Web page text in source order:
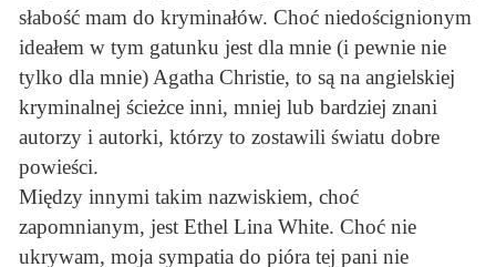
słabość mam do kryminałów. Choć niedoścignionym
ideałem w tym gatunku jest dla mnie (i pewnie nie
tylko dla mnie) Agatha Christie, to są na angielskiej
kryminalnej ścieżce inni, mniej lub bardziej znani
autorzy i autorki, którzy to zostawili światu dobre
powieści.
Między innymi takim nazwiskiem, choć
zapomnianym, jest Ethel Lina White. Choć nie
ukrywam, moja sympatia do pióra tej pani nie